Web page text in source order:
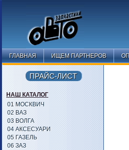
ГЛАВНАЯ ИЩЕМ ПАРТНЕРОВ
ПРАЙС-ЛИСТ
НАШ КАТАЛОГ
01 МОСКВИЧ
02 ВАЗ
03 ВОЛГА
04 АКСЕСУАРИ
05 ГАЗЕЛЬ
06 ЗАЗ